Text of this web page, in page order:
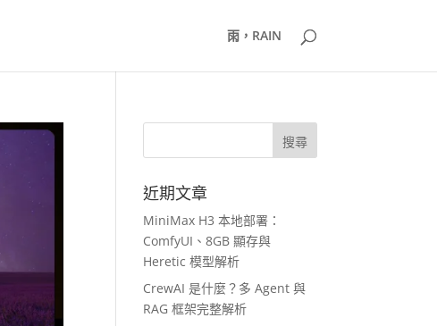
雨，RAIN
近期文章
MiniMax H3 本地部署：
ComfyUI、8GB 顯存與
Heretic 模型解析
CrewAI 是什麼？多 Agent 與
RAG 框架完整解析